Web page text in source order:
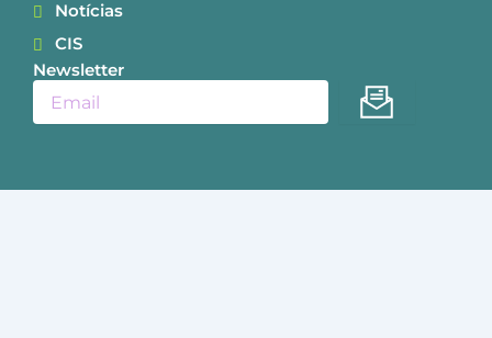
Notícias
CIS
Newsletter
Enviar